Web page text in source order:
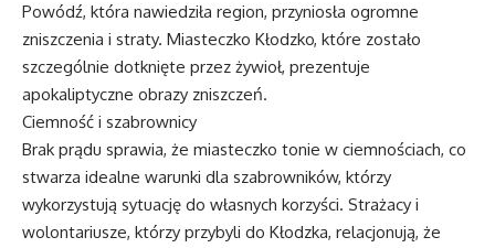
Powódź, która nawiedziła region, przyniosła ogromne
zniszczenia i straty. Miasteczko Kłodzko, które zostało
szczególnie dotknięte przez żywioł, prezentuje
apokaliptyczne obrazy zniszczeń.
Ciemność i szabrownicy
Brak prądu sprawia, że miasteczko tonie w ciemnościach, co
stwarza idealne warunki dla szabrowników, którzy
wykorzystują sytuację do własnych korzyści. Strażacy i
wolontariusze, którzy przybyli do Kłodzka, relacjonują, że